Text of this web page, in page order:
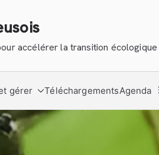
accélérer la transition écologique
gérer TéléchargementsAgenda